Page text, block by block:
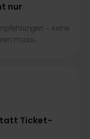
nur
– keine
muss.
Ticket-